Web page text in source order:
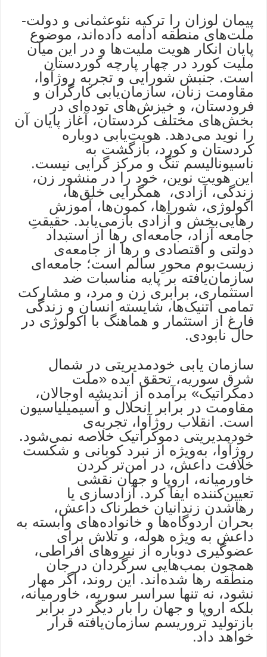
پیمان لوزان را ترکیه نئوعثمانی و دولت-
ملت‌های منطقه ادامه داده‌اند، موضوع
پایان انکار هویت‌ ملیت‌ها و در این میان
ملیت کورد در چهار پارچه کوردستان
است. جنبش شورایی و تجربه روژآوا،
مقاومت زنان، سازمان‌یابی کارگران و
فرودستان، و خیزش‌های توده‌ای در
بخش‌های مختلف کردستان، آغاز پایان آن
را نوید می‌دهد. هویت‌یابی دوباره
کردستان و کورد، بازگشت به
ناسیونالیسم تنگ و مرکز گرایی نیست.
این هویت نوین، خود را در منشور زن،
زندگی، آزادی، همگرایی خلق‌ها،
اکولوژی، شوراها، کمون‌ها، آموزش
رهایی‌بخش و آزادی بازمی‌یابد. حقیقتِ
جامعه آزاد، جامعه‌ای رها از استبداد
دولتی و اقتصادی و رها از جامعه‌ی‌
زیست‌بوم محورِ سالم است؛ جامعه‌ای
سازمان‌یافته بر پایه مناسبات ضد
استثماری، برابری زن و مرد،‌ و مشارکت
تمامی اتنیک‌ها، شایسته انسان و زندگی
فارغ از استثمار و هماهنگ با اکولوژی در
حال نابودی.
سازمان یابی خودمدیریتی در شمال
شرق سوریه،‌ تحقق ایده‌ «ملت
دمکراتیک» برآمده از اندیشه اوجالان،
مقاومت در برابر انحلال و آسیمیلیاسیون
است. انقلاب روژآوا، تجربه‌ی
خودمدیریتی دموکراتیک خلاصه نمی‌شود.
روژآوا، به‌ویژه از نبرد کوبانی و شکست
خلافت داعش، در امن‌تر کردن
خاورمیانه، اروپا و جهان نقشی
تعیین‌کننده ایفا کرد. آزادسازی یا
رهاشدن زندانیان خطرناک داعش،
بحران اردوگاه‌ها و خانواده‌های وابسته به
داعش به ویژه هوله، و تلاش برای
عضوگیری دوباره از نیروهای افراطی،
همچون بمب‌هایی سرگردان در جان
منطقه رها شده‌اند. این روند، اگر مهار
نشود، نه تنها سراسر سوریه، خاورمیانه،
بلکه اروپا و جهان را بار دیگر در برابر
بازتولید تروریسم سازمان‌یافته قرار
خواهد داد.